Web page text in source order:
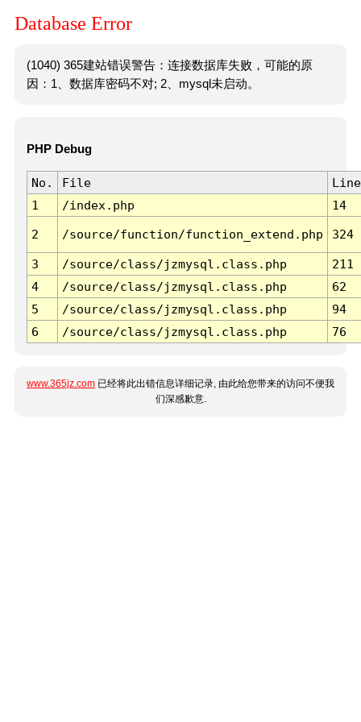
Database Error
(1040) 365建站错误警告：连接数据库失败，可能的原
因：1、数据库密码不对; 2、mysql未启动。
PHP Debug
No. File
Line
1
/index.php 14
2 /source/function/function_extend.php 324
3 /source/class/jzmysql.class.php
211
4
/source/class/jzmysql.class.php
62
5
/source/class/jzmysql.class.php
94
6
/source/class/jzmysql.class.php 76
www.365jz.com 已经将此出错信息详细记录, 由此给您带来的访问不便我
们深感歉意.